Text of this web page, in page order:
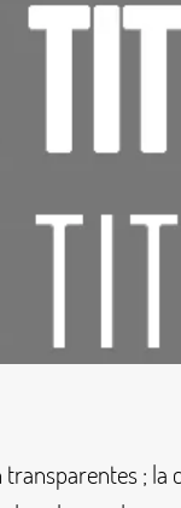
transparentes; la